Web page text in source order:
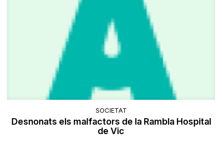
SOCIETAT
Desnonats els malfactors de la Rambla Hospital
de Vic